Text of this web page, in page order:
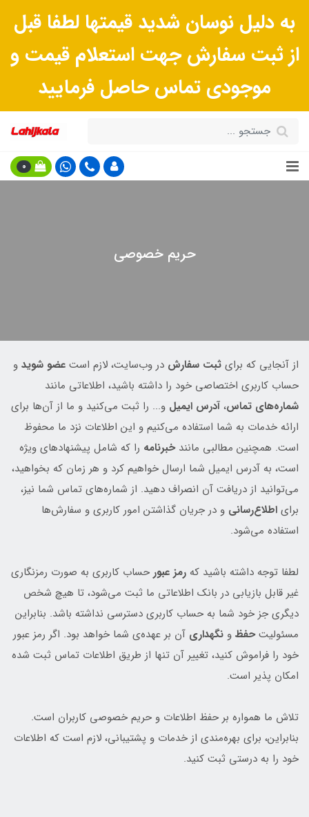
به دلیل نوسان شدید قیمتها لطفا قبل
از ثبت سفارش جهت استعلام قیمت و
موجودی تماس حاصل فرمایید
0
حریم خصوصی
از آنجایی که برای ثبت سفارش در وب‌سایت، لازم است عضو شوید و
حساب کاربری اختصاصی خود را داشته باشید، اطلاعاتی مانند
شماره‌های تماس، آدرس ایمیل و... را ثبت می‌کنید و ما از آن‌ها برای
ارائه خدمات به شما استفاده می‌کنیم و این اطلاعات نزد ما محفوظ
است. همچنین مطالبی مانندخبرنامه را که شامل پیشنهادهای ویژه
است، به آدرس ایمیل شما ارسال خواهیم کرد و هر زمان که بخواهید،
می‌توانید از دریافت آن انصراف دهید. از شماره‌های تماس شما نیز،
برای اطلاع‌رسانی و در جریان گذاشتن امور کاربری و سفارش‌ها
استفاده می‌شود.
لطفا توجه داشته باشید که رمز عبور حساب کاربری به صورت رمزنگاری
غیر قابل بازیابی در بانک اطلاعاتی ما ثبت می‌شود، تا هیچ شخص
دیگری جز خود شما به حساب کاربری دسترسی نداشته باشد. بنابراین
مسئولیتحفظ و نگهداری آن بر عهده‌ی شما خواهد بود. اگر رمز عبور
خود را فراموش کنید، تغییر آن تنها از طریق اطلاعات تماس ثبت شده
امکان پذیر است.
تلاش ما همواره بر حفظ اطلاعات و حریم خصوصی کاربران است.
بنابراین، برای بهره‌مندی از خدمات و پشتیبانی، لازم است که اطلاعات
خود را به درستی ثبت کنید.